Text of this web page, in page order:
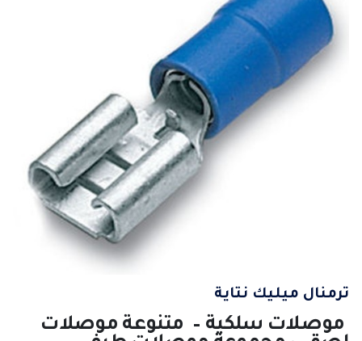
ترمنال ميليك نتاية
موصلات سلكية – متنوعة موصلات